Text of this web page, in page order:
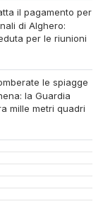
il pagamento per
di Alghero:
per le riunioni
le spiagge
la Guardia
mille metri quadri